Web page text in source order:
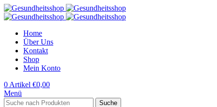
Home
Über Uns
Kontakt
Shop
Mein Konto
0 Artikel €0,00
Menü
Suche